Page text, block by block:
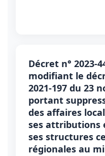
Décret n° 2023-
modifiant le
2021-197 du 23
portant
des affaires
ses attributions
ses structures
régionales au